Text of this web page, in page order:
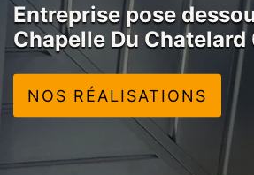
Entreprise pose
Chapelle Du Chatelard
NOS RÉALISATIONS